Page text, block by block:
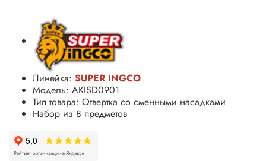
Линейка: SUPER INGCO
Модель: AKISD0901
Тип товара: Отвертка со сменными насадками
Набор из 8 предметов